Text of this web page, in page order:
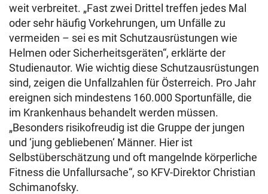
weit verbreitet. „Fast zwei Drittel treffen jedes Mal
oder sehr häufig Vorkehrungen, um Unfälle zu
vermeiden – sei es mit Schutzausrüstungen wie
Helmen oder Sicherheitsgeräten“, erklärte der
Studienautor. Wie wichtig diese Schutzausrüstungen
sind, zeigen die Unfallzahlen für Österreich. Pro Jahr
ereignen sich mindestens 160.000 Sportunfälle, die
im Krankenhaus behandelt werden müssen.
„Besonders risikofreudig ist die Gruppe der jungen
und ‘jung gebliebenen‘ Männer. Hier ist
Selbstüberschätzung und oft mangelnde körperliche
Fitness die Unfallursache“, so KFV-Direktor Christian
Schimanofsky.